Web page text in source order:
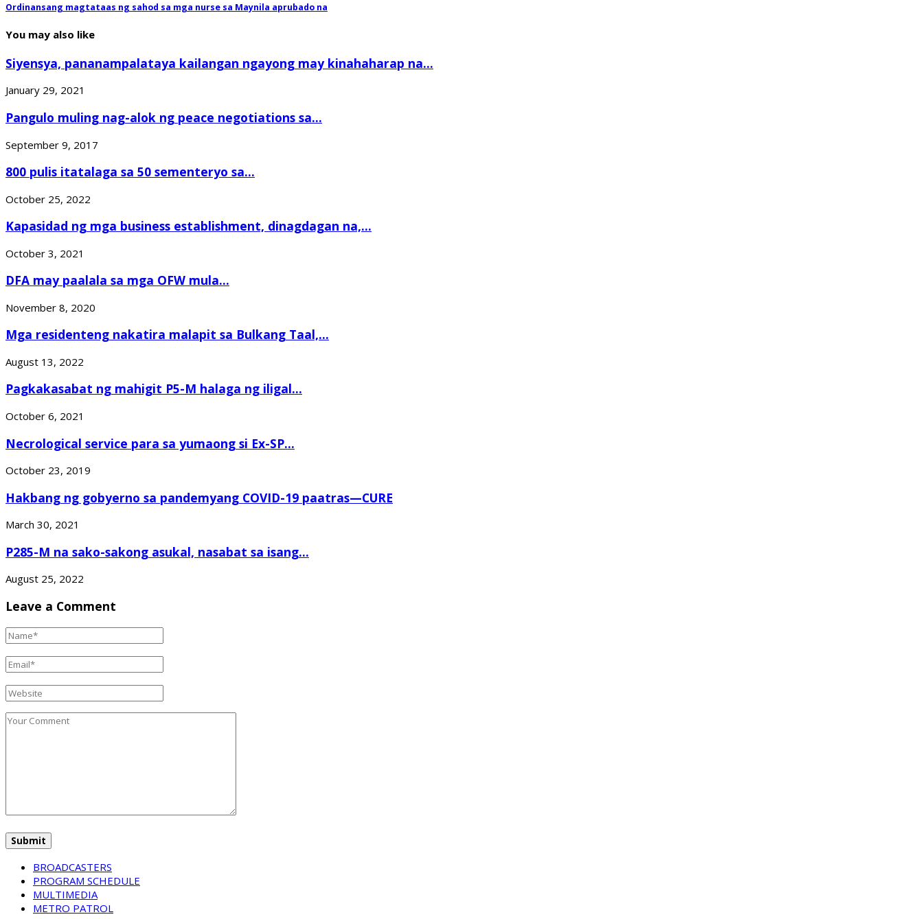
Ordinansang magtataas ng sahod sa mga nurse sa Maynila aprubado na
You may also like
Siyensya, pananampalataya kailangan ngayong may kinahaharap na...
January 29, 2021
Pangulo muling nag-alok ng peace negotiations sa...
September 9, 2017
800 pulis itatalaga sa 50 sementeryo sa...
October 25, 2022
Kapasidad ng mga business establishment, dinagdagan na,...
October 3, 2021
DFA may paalala sa mga OFW mula...
November 8, 2020
Mga residenteng nakatira malapit sa Bulkang Taal,...
August 13, 2022
Pagkakasabat ng mahigit P5-M halaga ng iligal...
October 6, 2021
Necrological service para sa yumaong si Ex-SP...
October 23, 2019
Hakbang ng gobyerno sa pandemyang COVID-19 paatras—CURE
March 30, 2021
P285-M na sako-sakong asukal, nasabat sa isang...
August 25, 2022
Leave a Comment
BROADCASTERS
PROGRAM SCHEDULE
MULTIMEDIA
METRO PATROL